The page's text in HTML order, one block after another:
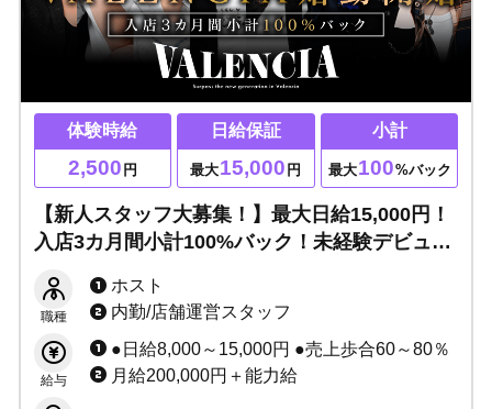
体験時給
2,500 円
日給保証
最大15,000 円
小計
最大100%バック
【新人スタッフ大募集！】最大日給15,000円！
入店3カ月間小計100%バック！未経験デビュー
で稼げなかった方歓迎！移籍トラブルもスピー
ディに解決☆
職種
ホスト
内勤/店舗運営スタッフ
給与
●日給8,000～15,000円 ●売上歩合60～80％
月給200,000円＋能力給